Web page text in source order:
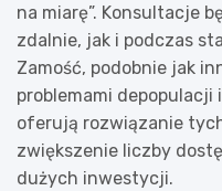
na miarę”. Konsultacje
zdalnie, jak i podczas
Zamość, podobnie jak
problemami depopulacji
oferują rozwiązanie
zwiększenie liczby
dużych inwestycji.